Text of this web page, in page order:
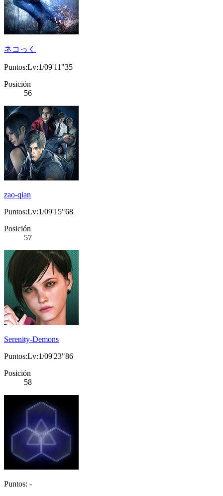
ネコっく
Puntos:Lv:1/09'11"35
Posición
56
zao-qian
Puntos:Lv:1/09'15"68
Posición
57
Serenity-Demons
Puntos:Lv:1/09'23"86
Posición
58
Puntos: -